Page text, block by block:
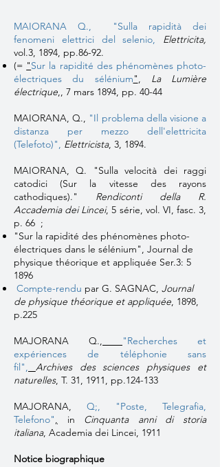
MAIORANA Q., "Sulla rapidità dei
fenomeni elettrici del selenio, Elettricita,
vol.3, 1894, pp.86-92.
(= "Sur la rapidité des phénomènes photo-
électriques du sélénium", La Lumière
électrique,, 7 mars 1894, pp. 40-44
MAIORANA, Q., "Il problema della visione a
distanza per mezzo dell'elettricita
(Telefoto)", Elettricista, 3, 1894.
MAIORANA, Q. "Sulla velocità dei raggi
catodici (Sur la vitesse des rayons
cathodiques)." Rendiconti della R.
Accademia dei Lincei, 5 série, vol. VI, fasc. 3,
p. 66 ;
"Sur la rapidité des phénomènes photo-
électriques dans le sélénium", Journal de
physique théorique et appliquée Ser.3: 5
1896
Compte-rendu par G. SAGNAC, Journal
de physique théorique et appliquée, 1898,
p.225
MAJORANA Q.,
"Recherches et
expériences de téléphonie sans
fil",
Archives des sciences physiques et
naturelles, T. 31, 1911, pp.124-133
MAJORANA, Q;,
"Poste, Telegrafia,
Telefono", in Cinquanta anni di storia
italiana, Academia dei Lincei, 1911
Notice biographique